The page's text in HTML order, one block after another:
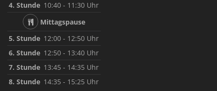
4. Stunde 10:40 - 11:30 Uhr
Mittagspause
5. Stunde 12:00 - 12:50 Uhr
6. Stunde 12:50 - 13:40 Uhr
7. Stunde 13:45 - 14:35 Uhr
8. Stunde 14:35 - 15:25 Uhr